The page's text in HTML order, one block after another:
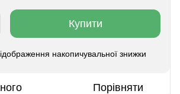
Купити
накопичувальної знижки
Порівняти